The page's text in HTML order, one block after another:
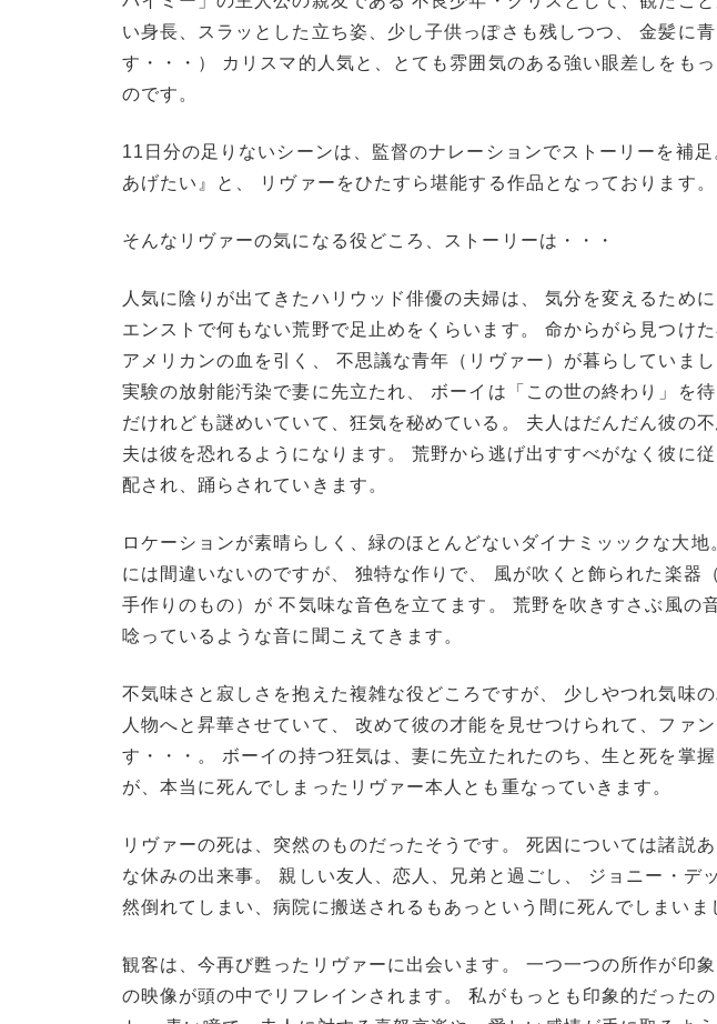
い身長、スラッとした立ち姿、少し子供っぽさも残しつつ、 金髪に
す・・・） カリスマ的人気と、とても雰囲気のある強い眼差しをも
のです。
11日分の足りないシーンは、監督のナレーションでストーリーを補
あげたい』と、 リヴァーをひたすら堪能する作品となっております。
そんなリヴァーの気になる役どころ、ストーリーは・・・
人気に陰りが出てきたハリウッド俳優の夫婦は、 気分を変えるため
エンストで何もない荒野で足止めをくらいます。 命からがら見つけ
アメリカンの血を引く、 不思議な青年（リヴァー）が暮らしていま
実験の放射能汚染で妻に先立たれ、 ボーイは「この世の終わり」を
だけれども謎めいていて、狂気を秘めている。 夫人はだんだん彼の
夫は彼を恐れるようになります。 荒野から逃げ出すすべがなく彼に
配され、踊らされていきます。
ロケーションが素晴らしく、緑のほとんどないダイナミッックな大
には間違いないのですが、 独特な作りで、 風が吹くと飾られた楽器
手作りのもの）が 不気味な音色を立てます。 荒野を吹きすさぶ風の
唸っているような音に聞こえてきます。
不気味さと寂しさを抱えた複雑な役どころですが、 少しやつれ気味
人物へと昇華させていて、 改めて彼の才能を見せつけられて、ファ
す・・・。 ボーイの持つ狂気は、妻に先立たれたのち、生と死を掌
が、本当に死んでしまったリヴァー本人とも重なっていきます。
リヴァーの死は、突然のものだったそうです。 死因については諸説
な休みの出来事。 親しい友人、恋人、兄弟と過ごし、 ジョニー・デ
然倒れてしまい、病院に搬送されるもあっという間に死んでしまいま
観客は、今再び甦ったリヴァーに出会います。 一つ一つの所作が印
の映像が頭の中でリフレインされます。 私がもっとも印象的だった